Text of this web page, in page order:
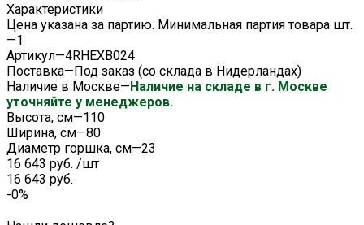
Характеристики
Цена указана за партию. Минимальная партия товара шт.
—1
Артикул—4RHEXB024
Поставка—Под заказ (со склада в Нидерландах)
Наличие в Москве—Наличие на складе в г. Москве
уточняйте у менеджеров.
Высота, см—110
Ширина, см—80
Диаметр горшка, см—23
16 643 руб. /шт
16 643 руб.
-0%